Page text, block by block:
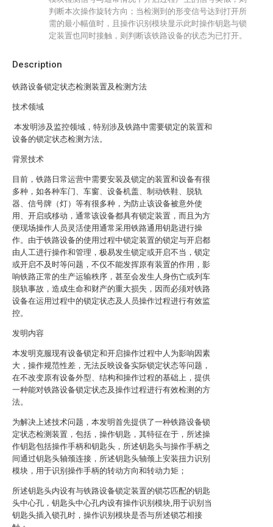
Description
铁路设备锁定状态检测装置及检测方法
技术领域
本发明涉及监控领域，特别涉及铁路中需要锁定的装置和
设备的锁定状态检测方法。
背景技术
目前，铁路日常运营中需要安装及锁定的装置和设备有很
多种，如各种车门、车窗、设备机盖、制动铁鞋、脱轨
器、信号牌（灯）等有很多种，为防止该设备被意外使
用、开启或移动，通常该设备都具有锁定装置，而且为方
便现场操作人员灵活使用通常采用铁路通用钥匙进行操
作。由于铁路设备的使用过程中锁定装置的锁定与开启都
由人工进行操作和管理，极易发生锁定或开启不当，锁定
或开启不及时等问题，不仅不能发挥原有装置的作用，影
响铁路正常的生产运输秩序，甚至会发生人身伤亡或列车
脱轨事故，造成生命和财产的重大损失，因而必须对铁路
设备在运用过程中的锁定状态及人员操作过程进行有效监
控。
发明内容
本发明克服现有设备锁定和开启操作过程中人为影响因素
大，操作规范性差，无法反映设备实际锁定状态等问题，
在不改变原有设备外型、结构和操作过程的基础上，提供
一种能对铁路设备锁定状态及操作过程进行有效检测的方
法。
为解决上述技术问题，本发明首先提供了一种铁路设备锁
定状态检测装置，包括，操作钥匙，其特征在于，所述操
作钥匙包括操作手柄和钥匙头，所述钥匙头与操作手柄之
间通过钥匙头轴颈连接，所述钥匙头轴颈上安装扭力识别
模块，用于识别操作手柄的转动方向和转动力矩；
所述钥匙头内设有与铁路设备锁定装置的锁芯匹配的钥匙
头中心孔，钥匙头中心孔内设有操作识别模块,用于识别当
钥匙头插入锁孔时，操作识别模块是否与所述锁芯相接
判断本次操作旋转方向；当检测到的形变信号达到打开所
需的最小幅值时，且操作识别模块显示此时操作钥匙与锁
定装置也同时接触，则判断该铁路设备的状态为已打开。